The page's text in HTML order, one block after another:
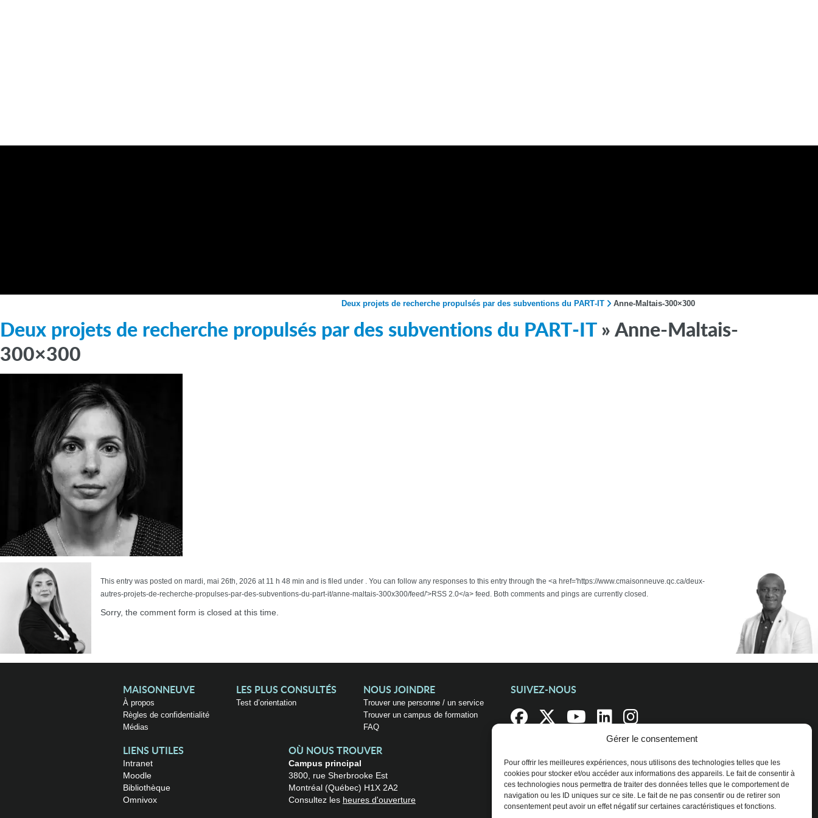
Gérer le consentement
Pour offrir les meilleures expériences, nous utilisons des technologies telles que les
cookies pour stocker et/ou accéder aux informations des appareils. Le fait de consentir à
ces technologies nous permettra de traiter des données telles que le comportement de
navigation ou les ID uniques sur ce site. Le fait de ne pas consentir ou de retirer son
consentement peut avoir un effet négatif sur certaines caractéristiques et fonctions.
Deux projets de recherche propulsés par des subventions du PART‑IT Anne-Maltais-300×300
Deux projets de recherche propulsés par des subventions du PART‑IT» Anne-Maltais-
300×300
This entry was posted on mardi, mai 26th, 2026 at 11 h 48 min and is filed under . You can follow any responses to this entry through the <a href='https://www.cmaisonneuve.qc.ca/deux-
autres-projets-de-recherche-propulses-par-des-subventions-du-part-it/anne-maltais-300x300/feed/'>RSS 2.0</a> feed. Both comments and pings are currently closed.
Sorry, the comment form is closed at this time.
MAISONNEUVE
À propos
Règles de confidentialité
Médias
LES PLUS CONSULTÉS
Test d’orientation
NOUS JOINDRE
Trouver une personne / un service
Trouver un campus de formation
FAQ
SUIVEZ-NOUS
LIENS UTILES
Intranet
Moodle
Bibliothèque
Omnivox
OÙ NOUS TROUVER
Campus principal
3800, rue Sherbrooke Est
Montréal (Québec) H1X 2A2
Consultez les heures d'ouverture